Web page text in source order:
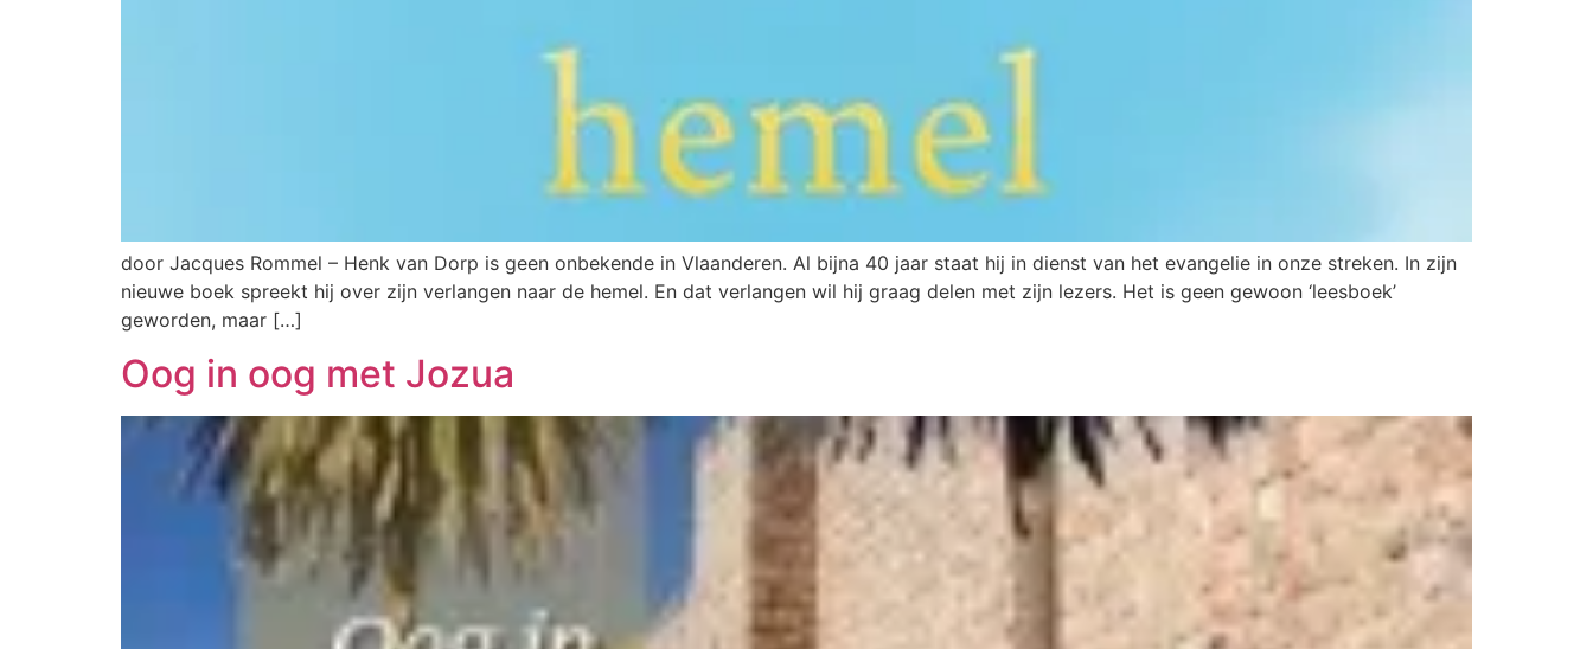
door Jacques Rommel – Henk van Dorp is geen onbekende in Vlaanderen. Al bijna 40 jaar staat hij in dienst van het evangelie in onze streken. In zijn
nieuwe boek spreekt hij over zijn verlangen naar de hemel. En dat verlangen wil hij graag delen met zijn lezers. Het is geen gewoon ‘leesboek’
geworden, maar […]
Oog in oog met Jozua